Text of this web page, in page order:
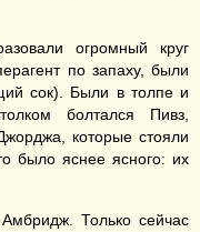
огромный круг
по запаху, были
сок). Были в толпе и
болтался Пивз,
которые стояли
было яснее ясного: их
Только сейчас